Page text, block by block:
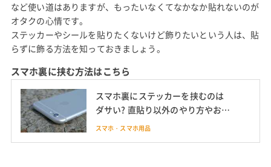
など使い道はありますが、もったいなくてなかなか貼れないのが
オタクの心情です。
ステッカーやシールを貼りたくないけど飾りたいという人は、貼
らずに飾る方法を知っておきましょう。
スマホ裏に挟む方法はこちら
スマホ裏にステッカーを挟むのは
ダサい? 直貼り以外のやり方やおし
ゃれな貼り方も
スマホ・スマホ用品